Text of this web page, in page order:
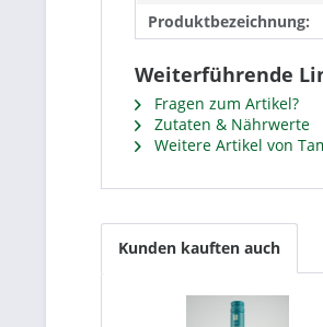
Produktbezeichnung:
Weiterführende
Fragen zum Artikel?
Zutaten & Nährwerte
Weitere Artikel von
Kunden kauften auch